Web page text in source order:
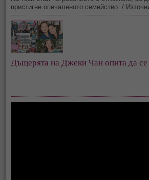
пристигне опечаленото семейство. /
Дъщерята на Джеки Чан опита да